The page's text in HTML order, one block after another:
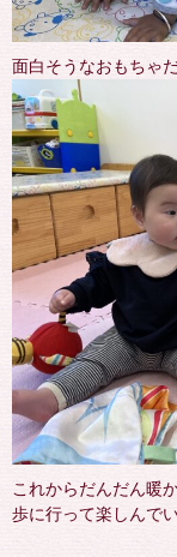
面白そうなおもちゃ
これからだんだん暖
歩に行って楽しんで